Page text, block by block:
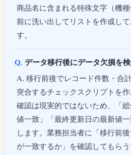
商品名に含まれる特殊文字（機
前に洗い出してリストを作成し
す。
データ移行後にデータ欠損を
移行前後でレコード件数・合
突合するチェックスクリプトを
確認は現実的ではないため、「
値一致」「最終更新日の最新値
します。業務担当者に「移行前
が一致するか」を確認してもら